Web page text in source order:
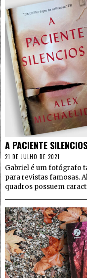
A PACIENTE
21 DE JULHO DE 2021
Gabriel é um fotógrafo
para revistas famosas.
quadros possuem